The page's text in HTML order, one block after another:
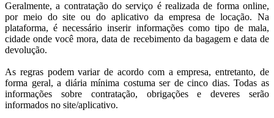
Geralmente, a contratação do serviço é realizada de forma online,
por meio do site ou do aplicativo da empresa de locação. Na
plataforma, é necessário inserir informações como tipo de mala,
cidade onde você mora, data de recebimento da bagagem e data de
devolução.
As regras podem variar de acordo com a empresa, entretanto, de
forma geral, a diária mínima costuma ser de cinco dias. Todas as
informações sobre contratação, obrigações e deveres serão
informados no site/aplicativo.